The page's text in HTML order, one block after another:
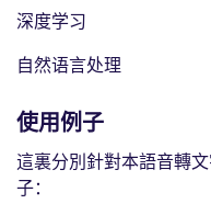
深度学习
自然语言处理
使用例子
這裏分別針對本語音轉
子：